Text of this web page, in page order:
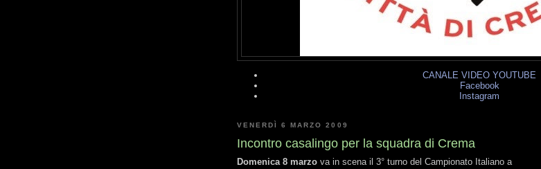
CANALE VIDEO YOUTUBE
Facebook
Instagram
VENERDÌ 6 MARZO 2009
Incontro casalingo per la squadra di Crema
Domenica 8 marzo va in scena il 3° turno del Campionato Italiano a